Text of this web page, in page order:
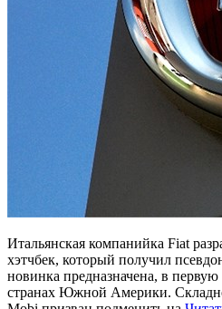
Итальянская компанийка Fiat
хэтчбек, который получил
новинка предназначена, в
странах Южной Америки.